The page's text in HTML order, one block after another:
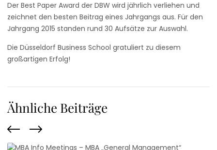
Der Best Paper Award der DBW wird jährlich verliehen und
zeichnet den besten Beitrag eines Jahrgangs aus. Für den
Jahrgang 2015 standen rund 30 Aufsätze zur Auswahl.
Die Düsseldorf Business School gratuliert zu diesem
großartigen Erfolg!
Ähnliche Beiträge